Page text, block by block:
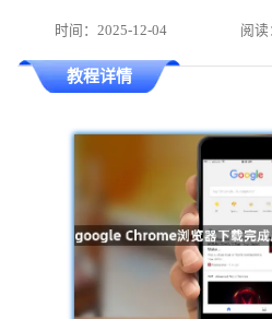
时间：2025-12-04 阅读
教程详情